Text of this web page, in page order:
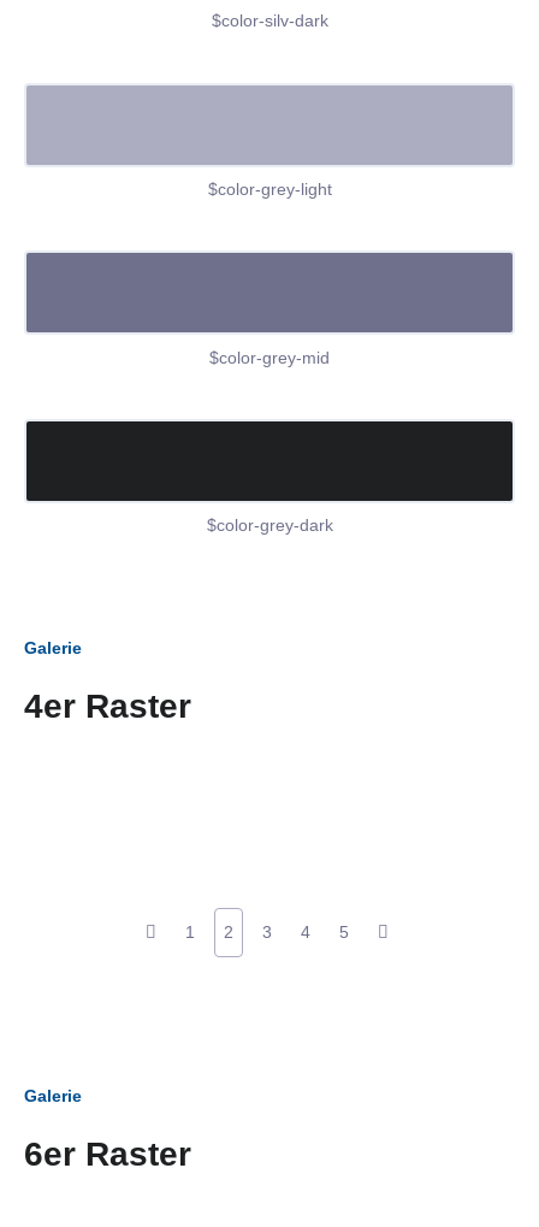
$color-silv-dark
$color-grey-light
$color-grey-mid
$color-grey-dark
Galerie
4er Raster
1 2 3 4 5
Galerie
6er Raster